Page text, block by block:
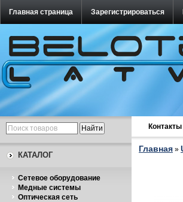
Главная страница Зарегистрироваться
КАТАЛОГ
Cетевое оборудование
Медные системы
Оптическая сеть
Контакты
Главная »